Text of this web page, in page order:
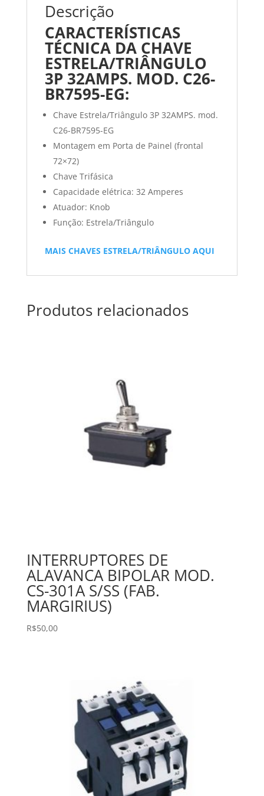
Descrição
CARACTERÍSTICAS
TÉCNICA DA CHAVE
ESTRELA/TRIÂNGULO
3P 32AMPS. MOD. C26-
BR7595-EG:
Chave Estrela/Triângulo 3P 32AMPS. mod.
C26-BR7595-EG
Montagem em Porta de Painel (frontal
72×72)
Chave Trifásica
Capacidade elétrica: 32 Amperes
Atuador: Knob
Função: Estrela/Triângulo
MAIS CHAVES ESTRELA/TRIÂNGULO AQUI
Produtos relacionados
INTERRUPTORES DE
ALAVANCA BIPOLAR MOD.
CS-301A S/SS (FAB.
MARGIRIUS)
R$50,00